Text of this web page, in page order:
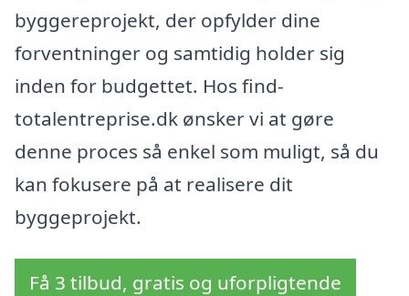
byggereprojekt, der opfylder dine
forventninger og samtidig holder sig
inden for budgettet. Hos find-
totalentreprise.dk ønsker vi at gøre
denne proces så enkel som muligt, så du
kan fokusere på at realisere dit
byggeprojekt.
Få 3 tilbud, gratis og uforpligtende